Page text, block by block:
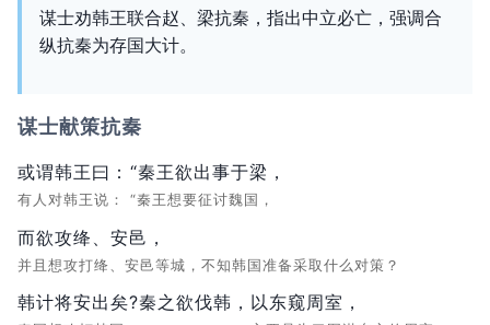
谋士劝韩王联合赵、梁抗秦，指出中立必亡，强调合
纵抗秦为存国大计。
谋士献策抗秦
或谓韩王曰：
有人对韩王说：
“秦王欲出事于梁，
“秦王想要征讨魏国，
而欲攻绛、安邑，
并且想攻打绛、安邑等城，不知韩国准备采取什么对策？
韩计将安出矣?秦之欲伐韩， 以东窥周室，